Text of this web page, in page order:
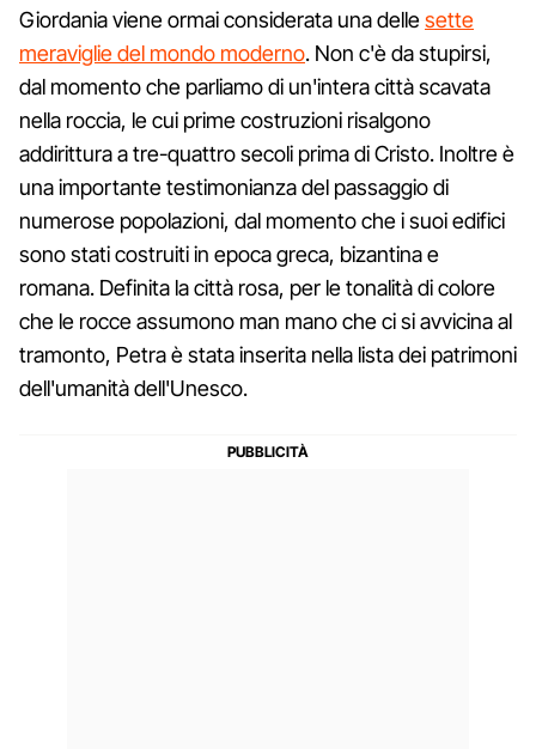
Giordania viene ormai considerata una dellesette
meraviglie del mondo moderno. Non c'è da stupirsi,
dal momento che parliamo di un'intera città scavata
nella roccia, le cui prime costruzioni risalgono
addirittura a tre-quattro secoli prima di Cristo. Inoltre è
una importante testimonianza del passaggio di
numerose popolazioni, dal momento che i suoi edifici
sono stati costruiti in epoca greca, bizantina e
romana. Definita la città rosa, per le tonalità di colore
che le rocce assumono man mano che ci si avvicina al
tramonto, Petra è stata inserita nella lista dei patrimoni
dell'umanità dell'Unesco.